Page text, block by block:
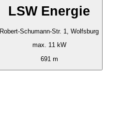
LSW Energie
Robert-Schumann-Str. 1, Wolfsburg
max. 11 kW
691 m